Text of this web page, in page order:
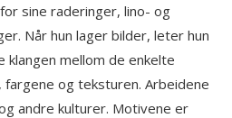
sine raderinger, lino- og
Når hun lager bilder, leter hun
mellom de enkelte
og teksturen. Arbeidene
andre kulturer. Motivene er